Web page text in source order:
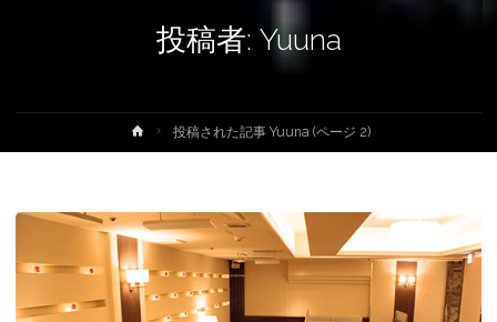
投稿者: Yuuna
ホ
ー
投稿された記事 Yuuna(ページ 2)